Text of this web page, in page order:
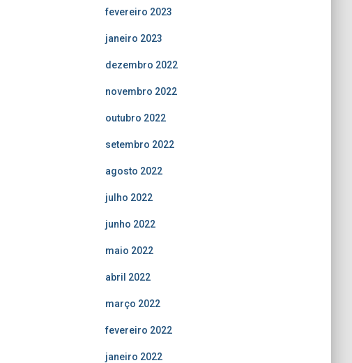
fevereiro 2023
janeiro 2023
dezembro 2022
novembro 2022
outubro 2022
setembro 2022
agosto 2022
julho 2022
junho 2022
maio 2022
abril 2022
março 2022
fevereiro 2022
janeiro 2022